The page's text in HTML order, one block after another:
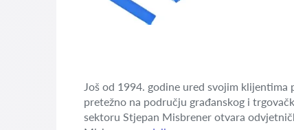
Još od 1994. godine ured svojim
pretežno na području građanskog i
sektoru Stjepan Misbrener otvara